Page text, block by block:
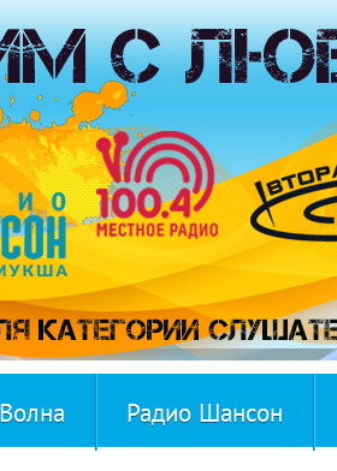
Радио Шансон